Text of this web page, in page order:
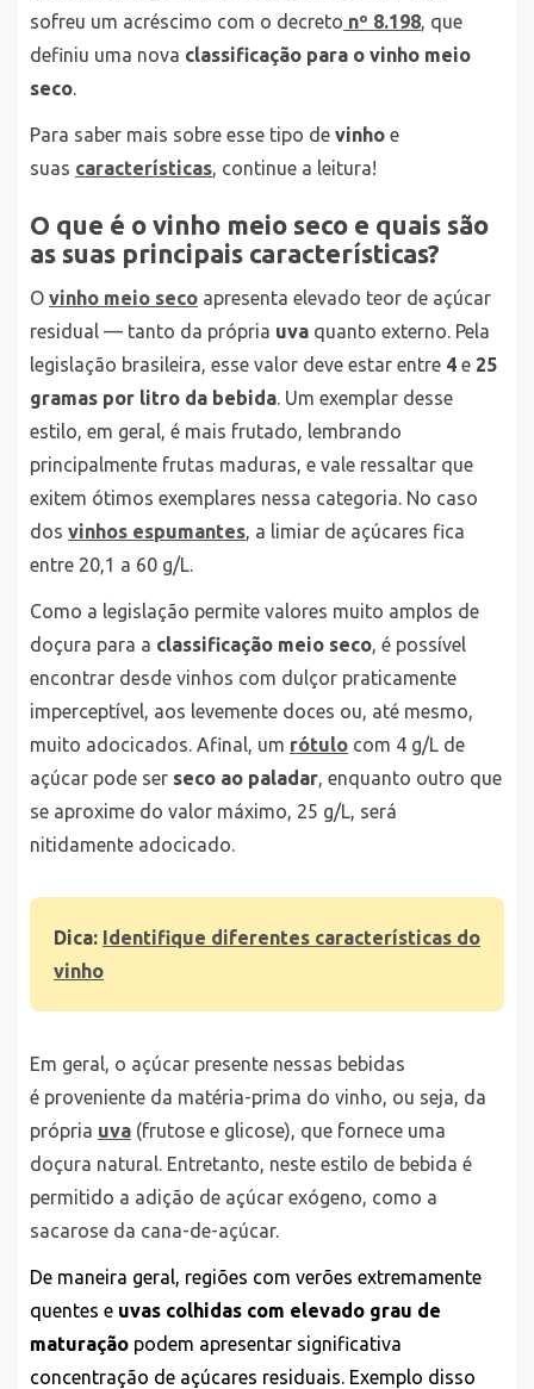
sofreu um acréscimo com o decreto nº 8.198, que
definiu uma nova classificação para o vinho meio
seco.
Para saber mais sobre esse tipo de vinho e
suas características, continue a leitura!
O que é o vinho meio seco e quais são
as suas principais características?
O vinho meio seco apresenta elevado teor de açúcar
residual — tanto da própria uva quanto externo. Pela
legislação brasileira, esse valor deve estar entre 4 e 25
gramas por litro da bebida. Um exemplar desse
estilo, em geral, é mais frutado, lembrando
principalmente frutas maduras, e vale ressaltar que
exitem ótimos exemplares nessa categoria. No caso
dos vinhos espumantes, a limiar de açúcares fica
entre 20,1 a 60 g/L.
Como a legislação permite valores muito amplos de
doçura para a classificação meio seco, é possível
encontrar desde vinhos com dulçor praticamente
imperceptível, aos levemente doces ou, até mesmo,
muito adocicados. Afinal, um rótulo com 4 g/L de
açúcar pode ser seco ao paladar, enquanto outro que
se aproxime do valor máximo, 25 g/L, será
nitidamente adocicado.
Dica: Identifique diferentes características do
vinho
Em geral, o açúcar presente nessas bebidas
é proveniente da matéria-prima do vinho, ou seja, da
própria uva (frutose e glicose), que fornece uma
doçura natural. Entretanto, neste estilo de bebida é
permitido a adição de açúcar exógeno, como a
sacarose da cana-de-açúcar.
De maneira geral, regiões com verões extremamente
quentes e uvas colhidas com elevado grau de
maturação podem apresentar significativa
concentração de açúcares residuais. Exemplo disso